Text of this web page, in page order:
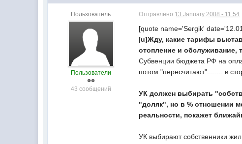
Пользователь
Пользователи
43 сообщений
Отправлено 13 January 2008 - 11:54
[quote name='Sergik'
[u]Жду, какие тарифы
отопление и обслуживание,
Субвенции бюджета РФ на
потом "пересчитают"........ в
УК должен выбирать
"доляк", но в % отношении
реальности, покажет
УК выбирают собственники